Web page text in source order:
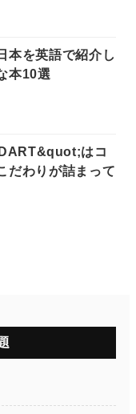
本を英語で紹介し
本10選
はコ
だわりが詰まって